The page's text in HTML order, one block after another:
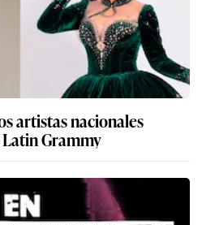
artistas nacionales
Grammy